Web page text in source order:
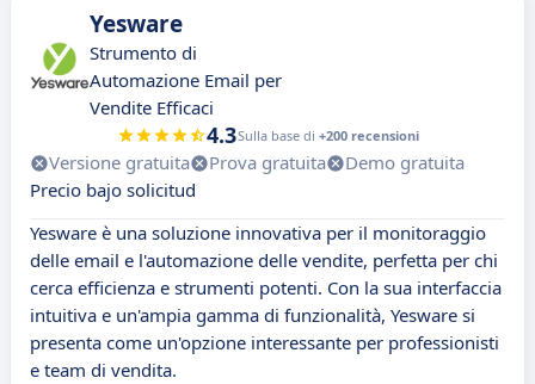
Yesware
Strumento di
Automazione Email per
Vendite Efficaci
4.3Sulla base di +200 recensioni
Versione gratuita Prova gratuita
Demo gratuita
Precio bajo solicitud
Yesware è una soluzione innovativa per il monitoraggio
delle email e l'automazione delle vendite, perfetta per chi
cerca efficienza e strumenti potenti. Con la sua interfaccia
intuitiva e un'ampia gamma di funzionalità, Yesware si
presenta come un'opzione interessante per professionisti
e team di vendita.